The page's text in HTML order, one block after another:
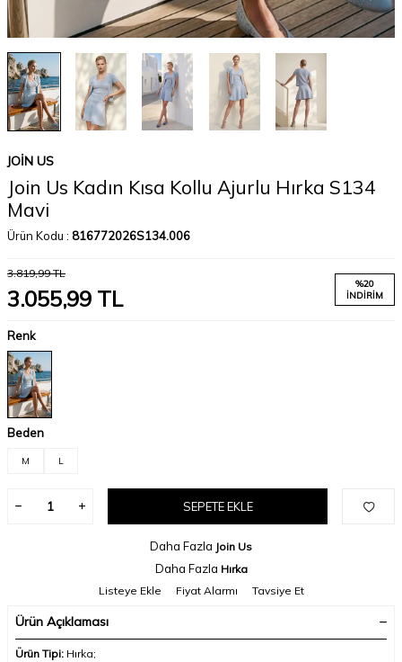
JOIN US
Join Us Kadın Kısa Kollu Ajurlu Hırka S134
Mavi
Ürün Kodu : 816772026S134.006
3.819,99TL
3.055,99 TL
%20
İNDIRIM
Renk
Beden
M L
SEPETE EKLE
Daha Fazla Join Us
Daha Fazla Hırka
Listeye Ekle
Fiyat Alarmı Tavsiye Et
Ürün Açıklaması
Ürün Tipi: Hırka;